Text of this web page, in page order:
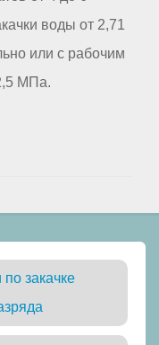
воды от 2,71
или с рабочим
МПа.
закачке